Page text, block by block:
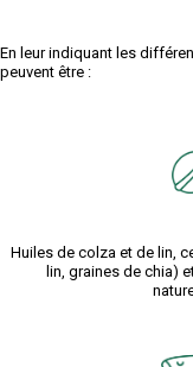
En leur indiquant les
peuvent être :
Huiles de colza et de lin,
lin, graines de chia)